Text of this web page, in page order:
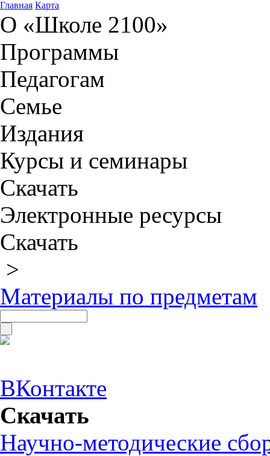
Главная Карта
О «Школе 2100»
Программы
Педагогам
Семье
Издания
Курсы и семинары
Скачать
Электронные ресурсы
Скачать
>
Материалы по предметам
ВКонтакте
Скачать
Научно-методические